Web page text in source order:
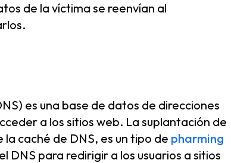
de la víctima se reenvían al
es una base de datos de direcciones
a los sitios web. La suplantación de
caché de DNS, es un tipo de pharming
DNS para redirigir a los usuarios a sitios